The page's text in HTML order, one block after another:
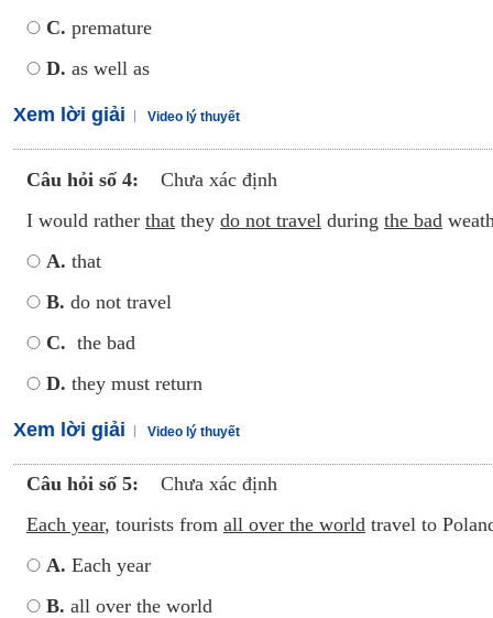
C. premature
D. as well as
Xem lời giải Video lý thuyết
Câu hỏi số 4:
Chưa xác định
I would rather that they do not travel during the bad
A. that
B. do not travel
C. the bad
D. they must return
Xem lời giải Video lý thuyết
Câu hỏi số 5:
Chưa xác định
Each year, tourists from all over the world travel to
A. Each year
B. all over the world